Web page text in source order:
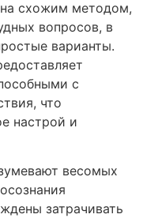
схожим методом,
вопросов, в
варианты.
с
что
настрой и
весомых
затрачивать